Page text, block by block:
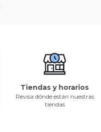
Tiendas y horarios
Revisa dónde están nuestras
tiendas